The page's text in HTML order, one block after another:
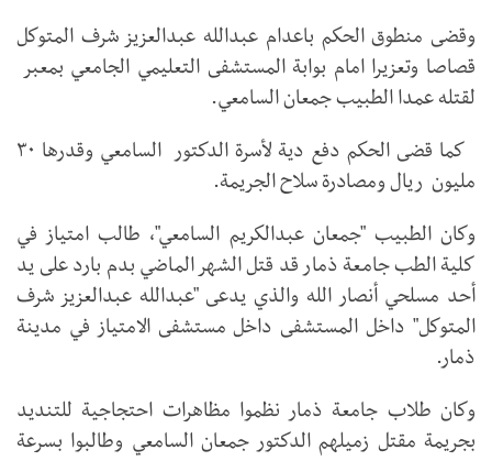
وقضى منطوق الحكم باعدام عبدالله عبدالعزيز شرف المتوكل
قصاصا وتعزيرا امام بوابة المستشفى التعليمي الجامعي بمعبر
لقتله عمدا الطبيب جمعان السامعي.
كما قضى الحكم دفع دية لأسرة الدكتور السامعي وقدرها ٣٠
مليون ريال ومصادرة سلاح الجريمة.
وكان الطبيب "جمعان عبدالكريم السامعي"، طالب امتياز في
كلية الطب جامعة ذمار قد قتل الشهر الماضي بدم بارد على يد
أحد مسلحي أنصار الله والذي يدعى "عبدالله عبدالعزيز شرف
المتوكل" داخل المستشفى داخل مستشفى الامتياز في مدينة
ذمار.
وكان طلاب جامعة ذمار نظموا مظاهرات احتجاجية للتنديد
بجريمة مقتل زميلهم الدكتور جمعان السامعي وطالبوا بسرعة